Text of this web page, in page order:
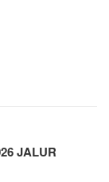
JALUR